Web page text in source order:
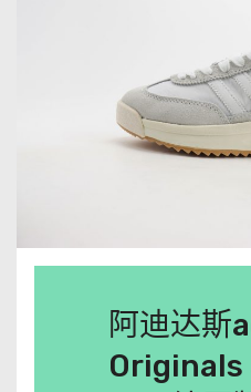
阿迪达斯
Originals